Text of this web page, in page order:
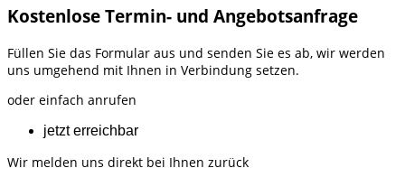
Kostenlose Termin- und Angebotsanfrage
Füllen Sie das Formular aus und senden Sie es ab, wir werden
uns umgehend mit Ihnen in Verbindung setzen.
oder einfach anrufen
jetzt erreichbar
Wir melden uns direkt bei Ihnen zurück